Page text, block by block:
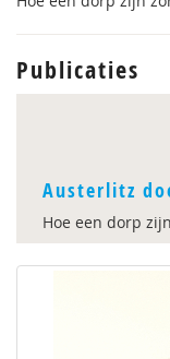
Publicaties
Austerlitz
Hoe een dorp